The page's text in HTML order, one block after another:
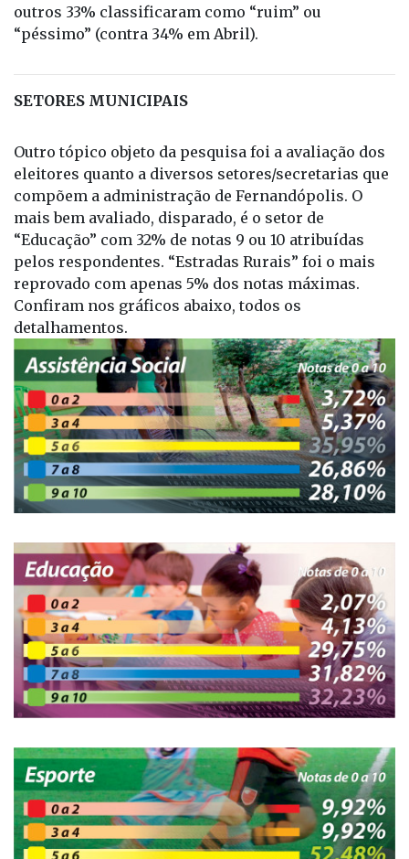
outros 33% classificaram como “ruim” ou
“péssimo” (contra 34% em Abril).
SETORES MUNICIPAIS
Outro tópico objeto da pesquisa foi a avaliação dos
eleitores quanto a diversos setores/secretarias que
compõem a administração de Fernandópolis. O
mais bem avaliado, disparado, é o setor de
“Educação” com 32% de notas 9 ou 10 atribuídas
pelos respondentes. “Estradas Rurais” foi o mais
reprovado com apenas 5% dos notas máximas.
Confiram nos gráficos abaixo, todos os
detalhamentos.